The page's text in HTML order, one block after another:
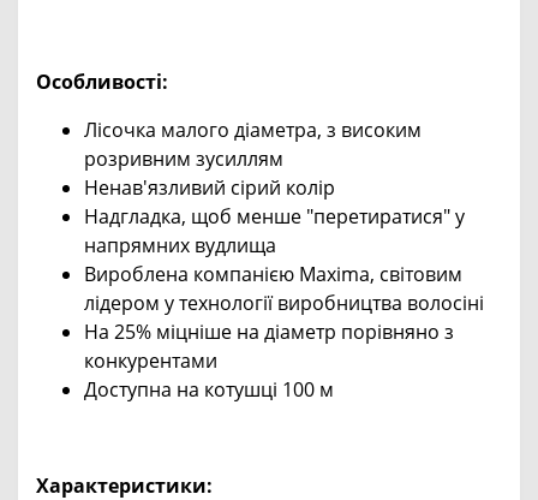
Особливості:
Лісочка малого діаметра, з високим
розривним зусиллям
Ненав'язливий сірий колір
Надгладка, щоб менше "перетиратися" у
напрямних вудлища
Вироблена компанією Maxima, світовим
лідером у технології виробництва волосіні
На 25% міцніше на діаметр порівняно з
конкурентами
Доступна на котушці 100 м
Характеристики: